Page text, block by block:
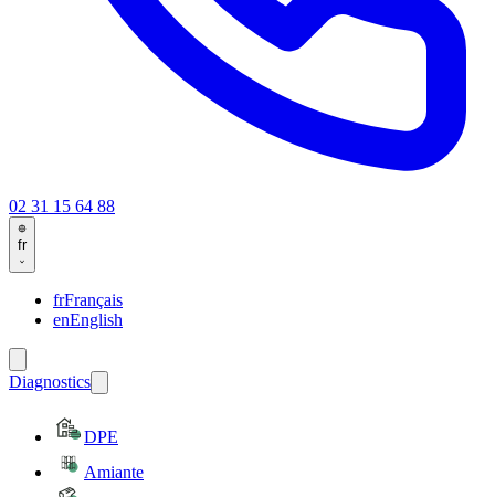
02 31 15 64 88
fr
frFrançais
enEnglish
Diagnostics
DPE
Amiante